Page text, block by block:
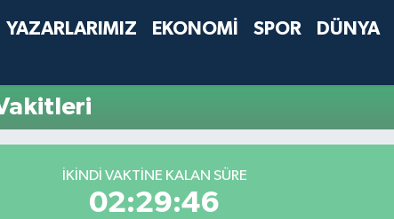
YAZARLARIMIZ EKONOMİ SPOR DÜNYA
İKINDI VAKTINE KALAN SÜRE
02:29:46